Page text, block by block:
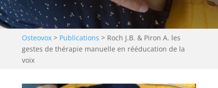
Osteovox> Publications > Roch J.B. & Piron A. les
gestes de thérapie manuelle en rééducation de la
voix